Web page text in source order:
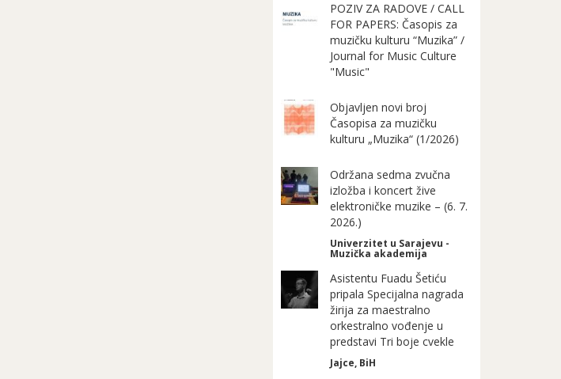
POZIV ZA RADOVE / CALL
FOR PAPERS: Časopis za
muzičku kulturu “Muzika” /
Journal for Music Culture
"Music"
Objavljen novi broj
Časopisa za muzičku
kulturu „Muzika“ (1/2026)
Održana sedma zvučna
izložba i koncert žive
elektroničke muzike – (6. 7.
2026.)
Univerzitet u Sarajevu -
Muzička akademija
Asistentu Fuadu Šetiću
pripala Specijalna nagrada
žirija za maestralno
orkestralno vođenje u
predstavi Tri boje cvekle
Jajce, BiH